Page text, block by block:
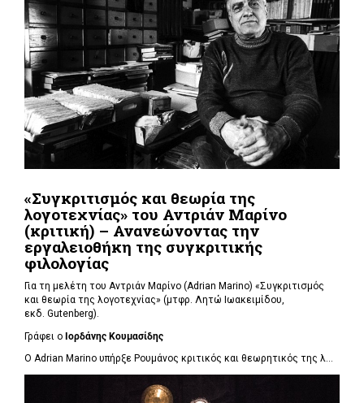
«Συγκριτισμός και θεωρία της
λογοτεχνίας» του Αντριάν Μαρίνο
(κριτική) – Ανανεώνοντας την
εργαλειοθήκη της συγκριτικής
φιλολογίας
Για τη μελέτη του Αντριάν Μαρίνο (Adrian Marino) «Συγκριτισμός
και θεωρία της λογοτεχνίας» (μτφρ. Λητώ Ιωακειμίδου,
εκδ. Gutenberg).
Γράφει ο Ιορδάνης Κουμασίδης
Ο Adrian Marino υπήρξε Ρουμάνος κριτικός και θεωρητικός της λ...